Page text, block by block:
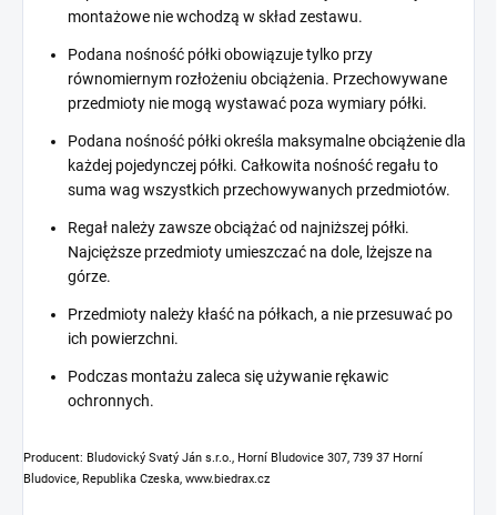
montażowe nie wchodzą w skład zestawu.
Podana nośność półki obowiązuje tylko przy
równomiernym rozłożeniu obciążenia. Przechowywane
przedmioty nie mogą wystawać poza wymiary półki.
Podana nośność półki określa maksymalne obciążenie dla
każdej pojedynczej półki. Całkowita nośność regału to
suma wag wszystkich przechowywanych przedmiotów.
Regał należy zawsze obciążać od najniższej półki.
Najcięższe przedmioty umieszczać na dole, lżejsze na
górze.
Przedmioty należy kłaść na półkach, a nie przesuwać po
ich powierzchni.
Podczas montażu zaleca się używanie rękawic
ochronnych.
Producent: Bludovický Svatý Ján s.r.o., Horní Bludovice 307, 739 37 Horní
Bludovice, Republika Czeska, www.biedrax.cz